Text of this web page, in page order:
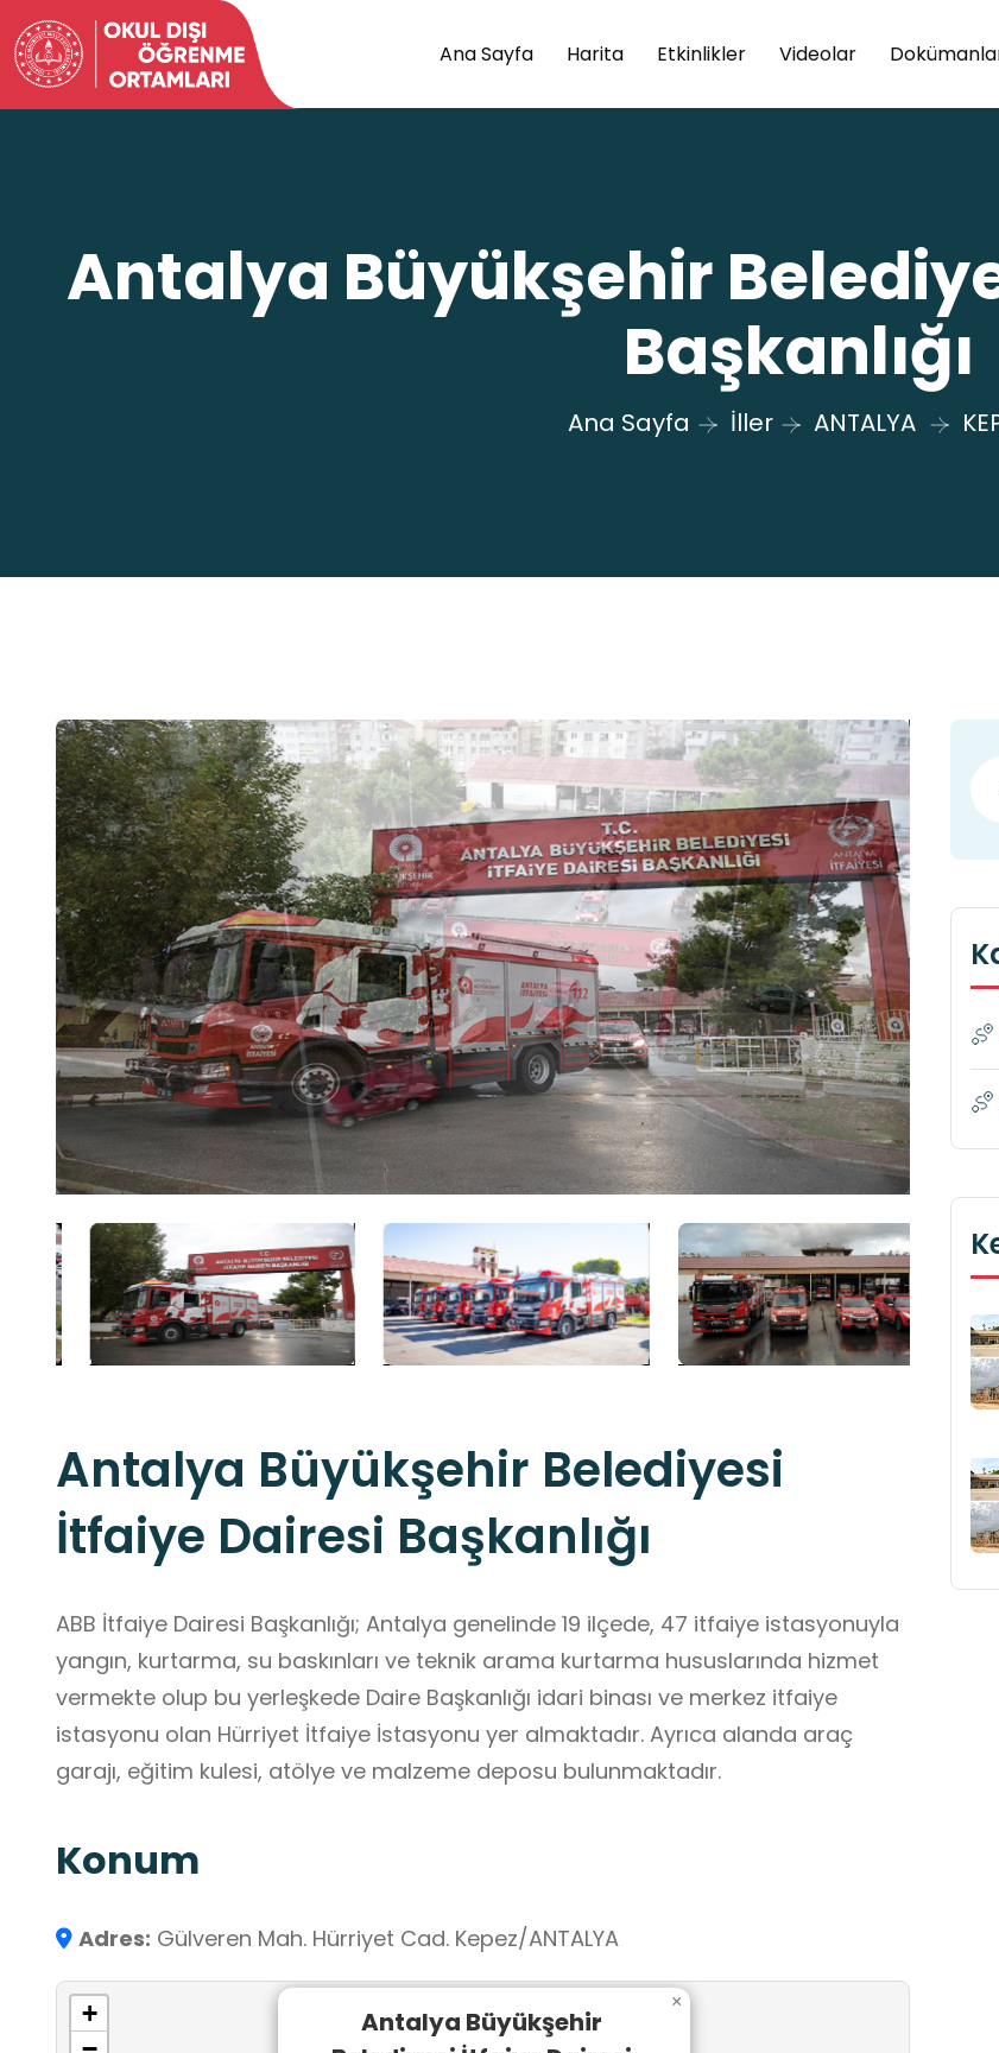
Ana Sayfa Harita Etkinlikler Videolar
Antalya Büyükşehir
Başkanlığı
Ana Sayfa İller ANTALYA
Antalya Büyükşehir Belediyesi
İtfaiye Dairesi Başkanlığı
ABB İtfaiye Dairesi Başkanlığı; Antalya genelinde 19 ilçede, 47 itfaiye istasyonuyla
yangın, kurtarma, su baskınları ve teknik arama kurtarma hususlarında hizmet
vermekte olup bu yerleşkede Daire Başkanlığı idari binası ve merkez itfaiye
istasyonu olan Hürriyet İtfaiye İstasyonu yer almaktadır. Ayrıca alanda araç
garajı, eğitim kulesi, atölye ve malzeme deposu bulunmaktadır.
Konum
Adres: Gülveren Mah. Hürriyet Cad. Kepez/ANTALYA
Antalya Büyükşehir
×
+